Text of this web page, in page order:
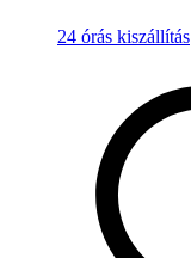
24 órás kiszállítás